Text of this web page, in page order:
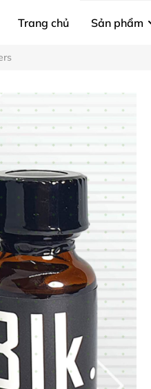
Trang chủ Sản phẩm